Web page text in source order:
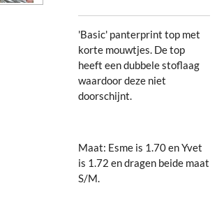
'Basic' panterprint top met
korte mouwtjes. De top
heeft een dubbele stoflaag
waardoor deze niet
doorschijnt.
Maat: Esme is 1.70 en Yvet
is 1.72 en dragen beide maat
S/M.